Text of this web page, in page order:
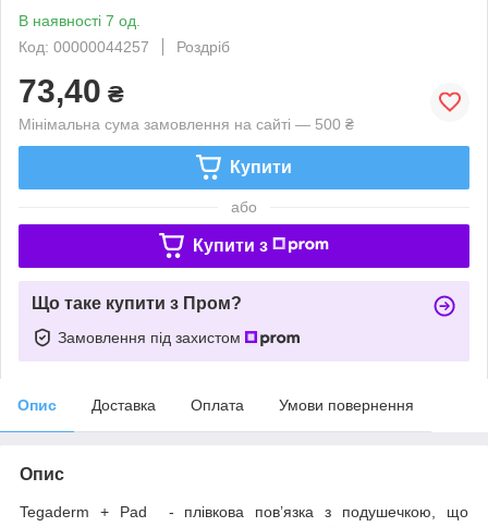
В наявності 7 од.
Код: 00000044257
Роздріб
73,40 ₴
Мінімальна сума замовлення на сайті — 500 ₴
Купити
або
Купити з
Що таке купити з Пром?
Замовлення під захистом
Опис Доставка Оплата Умови повернення
Опис
Tegaderm + Pad - плівкова пов’язка з подушечкою, що